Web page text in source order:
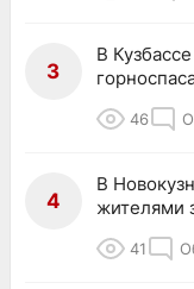
3
В
46
4
В
жителями
41